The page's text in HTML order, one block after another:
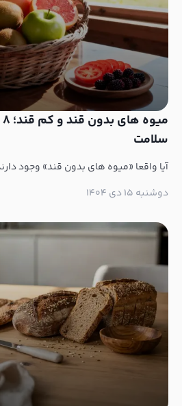
سلامت
آیا واقعا «میوه های بدون قند» وجود
دوشنبه ۱۵ دی ۱۴۰۴